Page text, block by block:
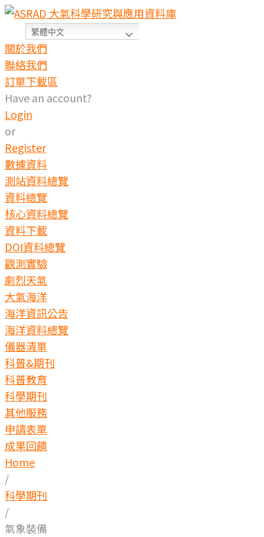
繁體中文
關於我們
聯絡我們
訂單下載區
Have an account?
Login
or
Register
數據資料
測站資料總覽
資料總覽
核心資料總覽
資料下載
DOI資料總覽
觀測實驗
劇烈天氣
大氣海洋
海洋資訊公告
海洋資料總覽
儀器清單
科普&期刊
科普教育
科學期刊
其他服務
申請表單
成果回饋
Home
/
科學期刊
/
氣象裝備